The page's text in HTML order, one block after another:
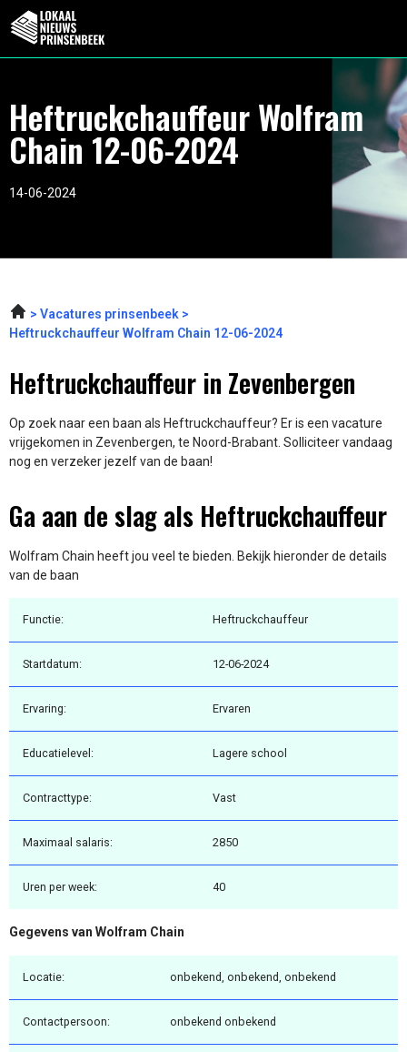
Heftruckchauffeur Wolfram
Chain 12-06-2024
14-06-2024
Vacatures prinsenbeek
Heftruckchauffeur Wolfram Chain 12-06-2024
Heftruckchauffeur in Zevenbergen
Op zoek naar een baan als Heftruckchauffeur? Er is een vacature
vrijgekomen in Zevenbergen, te Noord-Brabant. Solliciteer vandaag
nog en verzeker jezelf van de baan!
Ga aan de slag als Heftruckchauffeur
Wolfram Chain heeft jou veel te bieden. Bekijk hieronder de details
van de baan
Functie: Heftruckchauffeur
Startdatum: 12-06-2024
Ervaring: Ervaren
Educatielevel: Lagere school
Contracttype: Vast
Maximaal salaris: 2850
Uren per week: 40
Gegevens van Wolfram Chain
Locatie: onbekend, onbekend, onbekend
Contactpersoon: onbekend onbekend